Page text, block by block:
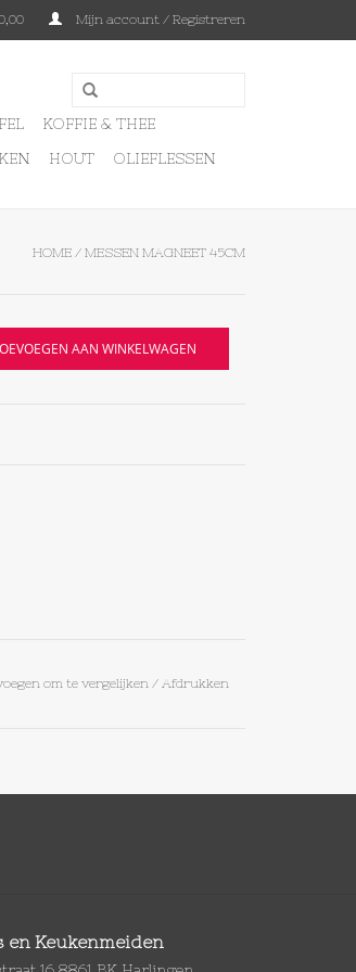
Mijn account / Registreren
KOFFIE & THEE
HOUT OLIEFLESSEN
HOME / MESSEN MAGNEET 45CM
AAN WINKELWAGEN
om te vergelijken / Afdrukken
en Keukenmeiden